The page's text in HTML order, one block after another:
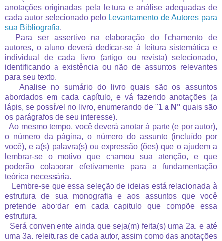
anotações originadas pela leitura e análise adequadas de
cada autor selecionado pelo Levantamento de Autores para
sua Bibliografia.
Para ser assertivo na elaboração do fichamento de
autores, o aluno deverá dedicar-se à leitura sistemática e
individual de cada livro (artigo ou revista) selecionado,
identificando a existência ou não de assuntos relevantes
para seu texto.
Analise no sumário do livro quais são os assuntos
abordados em cada capítulo, e vá fazendo anotações (a
lápis, se possível no livro, enumerando de "1 a N" quais são
os parágrafos de seu interesse).
Ao mesmo tempo, você deverá anotar à parte (e por autor),
o número da página, o número do assunto (incluído por
você), e a(s) palavra(s) ou expressão (ões) que o ajudem a
lembrar-se o motivo que chamou sua atenção, e que
poderão colaborar efetivamente para a fundamentação
teórica necessária.
Lembre-se que essa seleção de ideias está relacionada à
estrutura de sua monografia e aos assuntos que você
pretende abordar em cada capitulo que compõe essa
estrutura.
Será conveniente ainda que seja(m) feita(s) uma 2a. e até
uma 3a. releituras de cada autor, assim como das anotações